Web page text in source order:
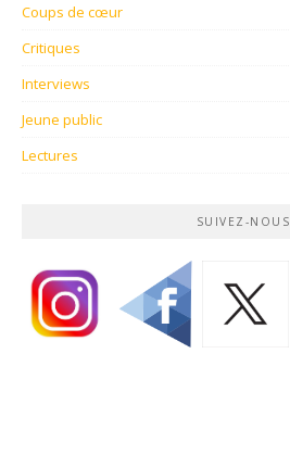
Coups de cœur
Critiques
Interviews
Jeune public
Lectures
SUIVEZ-NOUS